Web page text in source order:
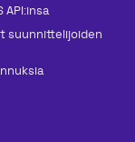
API:insa
suunnittelijoiden